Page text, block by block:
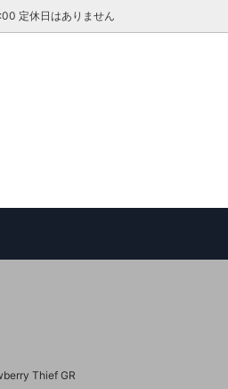
定休日はありません
マントルピース
コエドグループ
Thief GR